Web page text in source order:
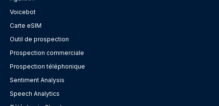
Voicebot
Carte eSIM
Outil de prospection
Prospection commerciale
Prospection téléphonique
Sentiment Analysis
Speech Analytics